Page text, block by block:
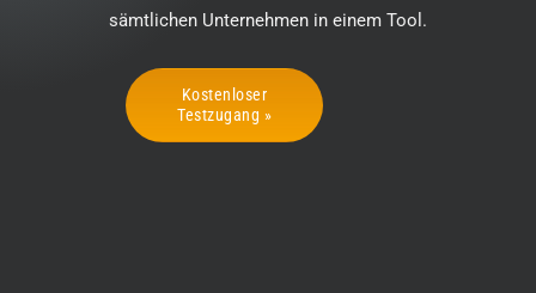
sämtlichen Unternehmen in einem Tool.
Kostenloser
Testzugang »